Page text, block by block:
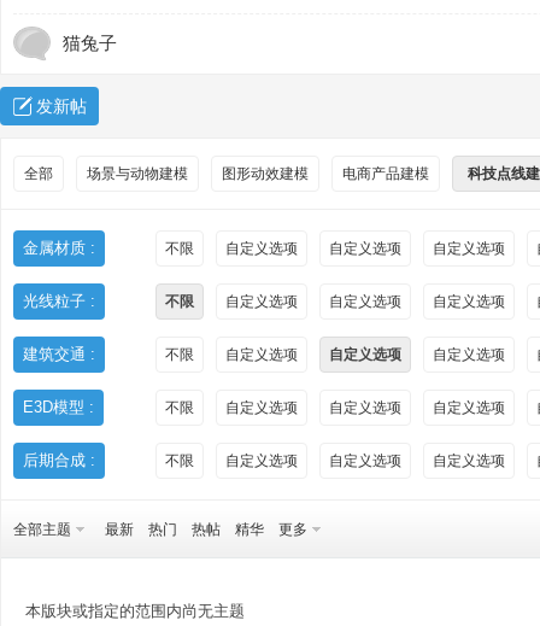
猫兔子
发新帖
全部 场景与动物建模 图形动效建模 电商产品建模 科技点线
金属材质 : 不限 自定义选项 自定义选项 自定义选项
光线粒子 : 不限 自定义选项 自定义选项 自定义选项
建筑交通 : 不限 自定义选项 自定义选项 自定义选项
E3D模型 : 不限 自定义选项 自定义选项 自定义选项
后期合成 : 不限 自定义选项 自定义选项 自定义选项
全部主题 最新 热门 热帖 精华 更多
本版块或指定的范围内尚无主题